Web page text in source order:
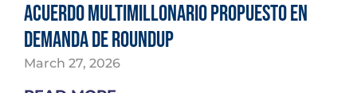
Acuerdo multimillonario propuesto en
demanda de Roundup
March 27, 2026